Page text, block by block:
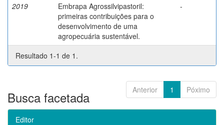
2019
Embrapa Agrossilvipastoril:
primeiras contribuições para o
desenvolvimento de uma
agropecuária sustentável.
-
Resultado 1-1 de 1.
Anterior 1 Póximo
Busca facetada
Editor